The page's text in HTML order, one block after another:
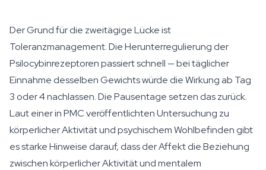
Der Grund für die zweitägige Lücke ist
Toleranzmanagement. Die Herunterregulierung der
Psilocybinrezeptoren passiert schnell — bei täglicher
Einnahme desselben Gewichts würde die Wirkung ab Tag
3 oder 4 nachlassen. Die Pausentage setzen das zurück.
Laut einer in PMC veröffentlichten Untersuchung zu
körperlicher Aktivität und psychischem Wohlbefinden gibt
es starke Hinweise darauf, dass der Affekt die Beziehung
zwischen körperlicher Aktivität und mentalem